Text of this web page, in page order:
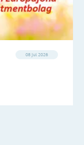
08 jul 2026